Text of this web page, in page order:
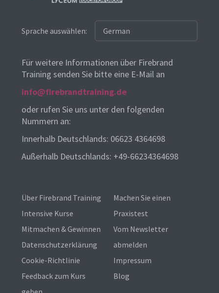
Sprache auswählen:
Für weitere Informationen über Firebrand
Training senden Sie bitte eine E-Mail an
info@firebrandtraining.de
oder rufen Sie uns unter den folgenden
Nummern an:
Innerhalb Deutschlands: 06623 4364698
Außerhalb Deutschlands: +49-66234364698
Über Firebrand Training
Intensive Kurse
Mitmachen & Gewinnen
Datenschutzerklärung
Cookie-Richtlinie
Feedback zum Kurs
Machen Sie einen
Praxistest
Vom Newsletter
abmelden
Impressum
Blog